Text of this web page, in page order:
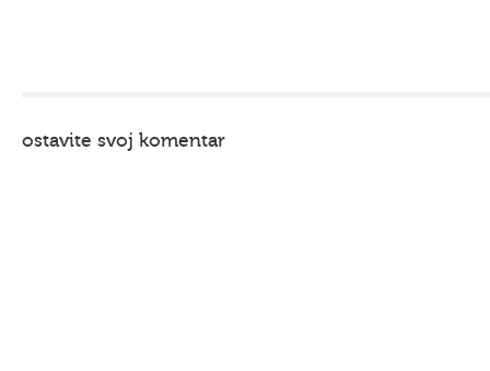
ostavite svoj komentar